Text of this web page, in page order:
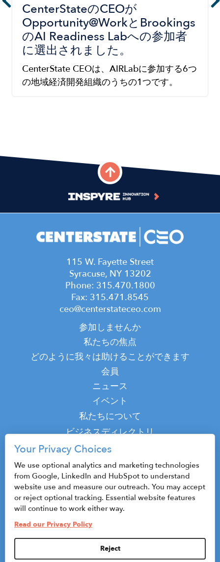
CenterStateのCEOが
Opportunity@WorkとBrookings
のAI Readiness Labへの参加者
に選出されました。
CenterState CEOは、AIRLabに参加する6つ
の地域経済開発組織のうちの1つです。
115 W. Fayette Street
Syracuse, NY 13202
Phone: 315.470.1800
Fax: 315.471.8545
ceo@centerstateceo.com
参加しませんか
私たちの焦点
どのように我々は助けることができます
会員
ニュース
イベント
Top
私たちについて
ビジネスディレクトリ
ポッドキャスト
接触
© 2026 CenterState CEO
サイトマップ
プライバシーポリシーと利用規約
Privacy Settings
Your Privacy Choices
We use optional analytics and marketing technologies
from Google, LinkedIn and HubSpot to understand
website use and measure our outreach. You may accept
or reject optional tracking. Essential website features
will continue to work either way.
Read our Privacy Policy
Reject